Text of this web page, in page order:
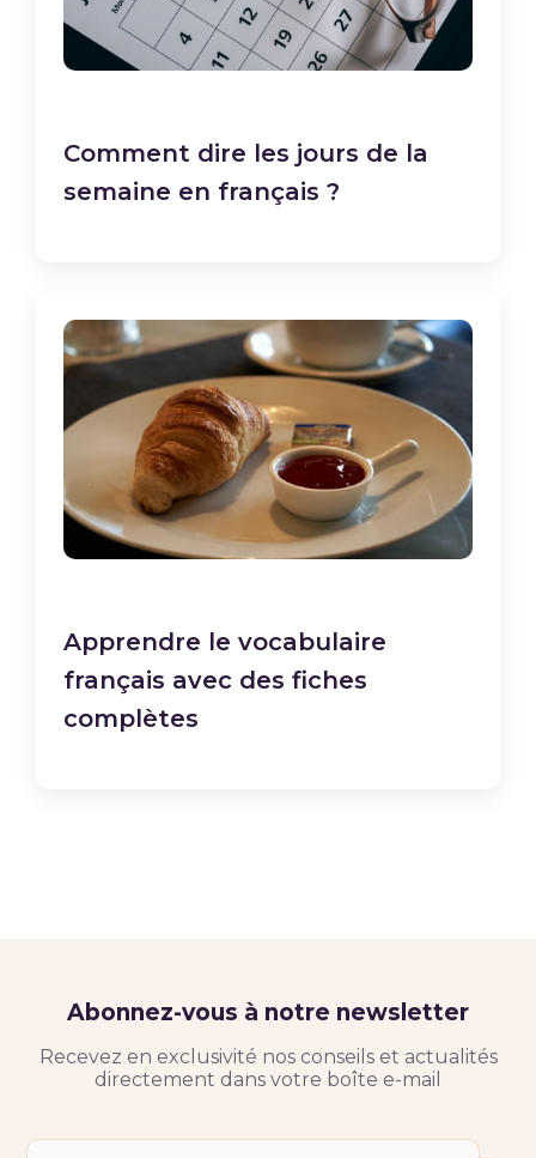
Comment dire les jours de la
semaine en français ?
Apprendre le vocabulaire
français avec des fiches
complètes
Abonnez-vous à notre newsletter
Recevez en exclusivité nos conseils et actualités
directement dans votre boîte e-mail